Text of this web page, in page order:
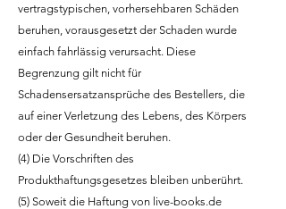
vertragstypischen, vorhersehbaren Schäden
beruhen, vorausgesetzt der Schaden wurde
einfach fahrlässig verursacht. Diese
Begrenzung gilt nicht für
Schadensersatzansprüche des Bestellers, die
auf einer Verletzung des Lebens, des Körpers
oder der Gesundheit beruhen.
(4) Die Vorschriften des
Produkthaftungsgesetzes bleiben unberührt.
(5) Soweit die Haftung von live-books.de